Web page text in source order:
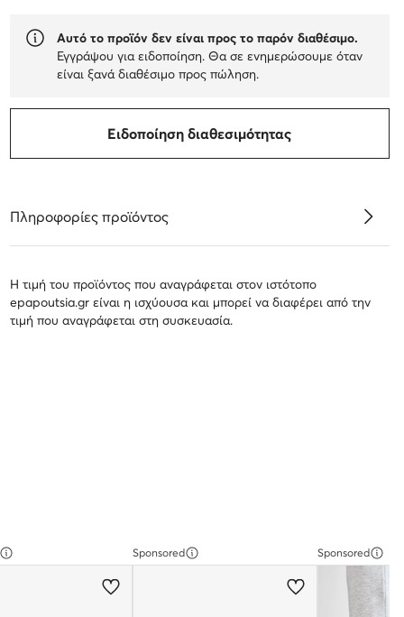
Αυτό το προϊόν δεν είναι προς το παρόν διαθέσιμο.
Εγγράψου για ειδοποίηση. Θα σε ενημερώσουμε όταν
είναι ξανά διαθέσιμο προς πώληση.
Ειδοποίηση διαθεσιμότητας
Πληροφορίες προϊόντος
Η τιμή του προϊόντος που αναγράφεται στον ιστότοπο
epapoutsia.gr είναι η ισχύουσα και μπορεί να διαφέρει από την
τιμή που αναγράφεται στη συσκευασία.
Sponsored Sponsored